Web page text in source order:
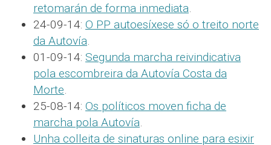
retomarán de forma inmediata.
24-09-14: O PP autoesíxese só o treito norte
da Autovía.
01-09-14: Segunda marcha reivindicativa
pola escombreira da Autovía Costa da
Morte.
25-08-14: Os políticos moven ficha de
marcha pola Autovía.
Unha colleita de sinaturas online para esixir